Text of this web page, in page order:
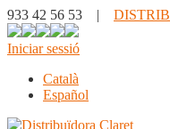
933 42 56 53 |
Iniciar sessió
Català
Español